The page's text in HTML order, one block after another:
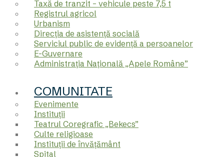
Taxă de tranzit – vehicule peste 7,5 t
Registrul agricol
Urbanism
Direcția de asistență socială
Serviciul public de evidență a persoanelor
E-Guvernare
Administrația Națională „Apele Române”
COMUNITATE
Evenimente
Instituții
Teatrul Coregrafic „Bekecs”
Culte religioase
Instituții de învățământ
Spital